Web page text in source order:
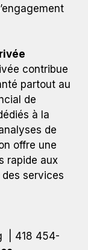
contribue
partout au
de
à la
de
offre une
rapide aux
services
| 418 454-